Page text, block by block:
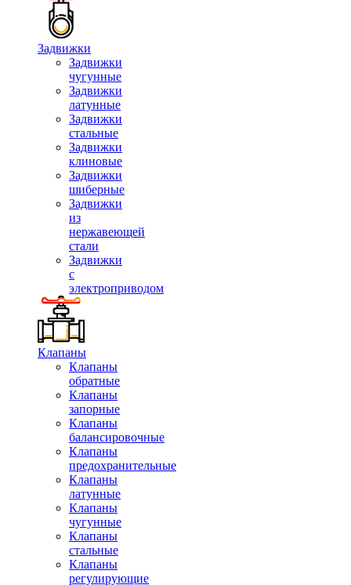
Задвижки
Задвижки
чугунные
Задвижки
латунные
Задвижки
стальные
Задвижки
клиновые
Задвижки
шиберные
Задвижки
из
нержавеющей
стали
Задвижки
с
электроприводом
Клапаны
Клапаны
обратные
Клапаны
запорные
Клапаны
балансировочные
Клапаны
предохранительные
Клапаны
латунные
Клапаны
чугунные
Клапаны
стальные
Клапаны
регулирующие